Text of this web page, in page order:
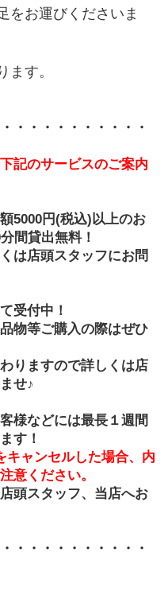
をお運びくださいま
ます。
・・・・・・・・・・
記のサービスのご案内
5000円(税込)以上のお
間貸出無料！
は店頭スタッフにお問
受付中！
物等ご購入の際はぜひ
りますので詳しくは店
せ♪
様などには最長１週間
す！
ャンセルした場合、内
意ください。
頭スタッフ、当店へお
・・・・・・・・・・